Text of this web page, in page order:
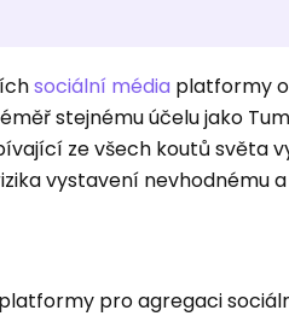
sociální média platformy
stejnému účelu jako
ze všech koutů světa
vystavení nevhodnému
pro agregaci